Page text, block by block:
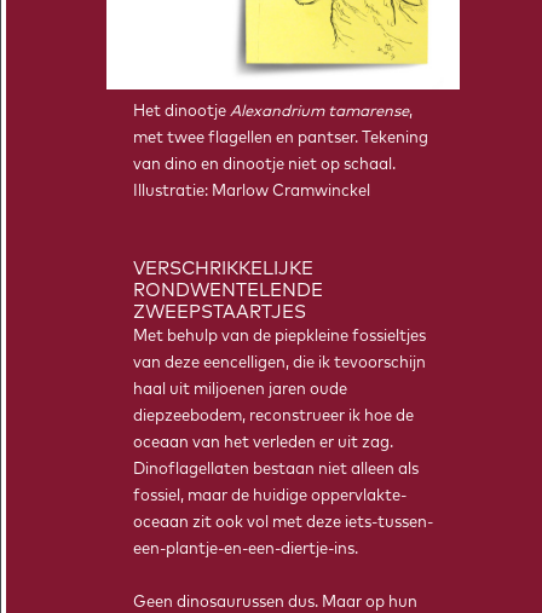
TIPPING POINT AHEAD IN DE KLAS
Bij Tipping Point Ahead horen lesmodules. Zo kunnen leerlingen
kennismaken met klimaatonderzoek, en er zelf mee aan de slag.
WISKUNDE
Het dinootje Alexandrium tamarense,
met twee flagellen en pantser. Tekening
van dino en dinootje niet op schaal.
Illustratie: Marlow Cramwinckel
VERSCHRIKKELIJKE
RONDWENTELENDE
ZWEEPSTAARTJES
Met behulp van de piepkleine fossieltjes
van deze eencelligen, die ik tevoorschijn
haal uit miljoenen jaren oude
diepzeebodem, reconstrueer ik hoe de
oceaan van het verleden er uit zag.
Dinoflagellaten bestaan niet alleen als
fossiel, maar de huidige oppervlakte-
oceaan zit ook vol met deze iets-tussen-
een-plantje-en-een-diertje-ins.
Geen dinosaurussen dus. Maar op hun